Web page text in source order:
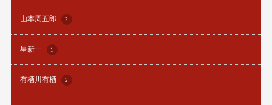
山本周五郎 2
星新一 1
有栖川有栖 2